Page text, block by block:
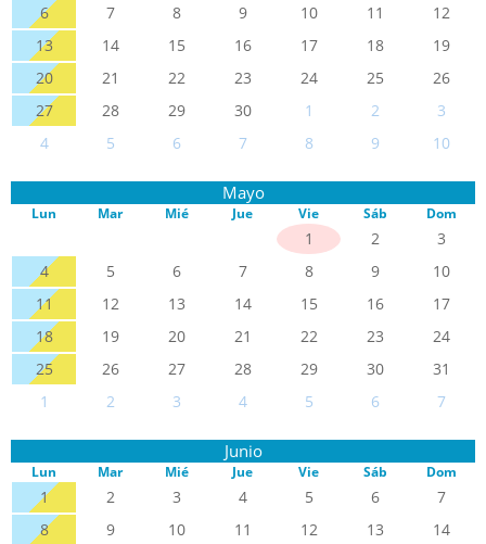
6
7 8 9 10 11
12
13
14 15 16 17 18
19
20
21 22 23 24 25
26
27
28 29 30 1 2
3
4
5 6 7 8 9 10
Mayo
Lun Mar Mié Jue Vie Sáb Dom
1 2
3
4
5 6 7 8 9
10
11
12 13 14 15 16
17
18
19 20 21 22 23
24
25
26 27 28 29 30
31
1
2 3 4 5 6 7
Junio
Lun Mar Mié Jue Vie Sáb Dom
1 2 3 4 5 6
7
8
9 10 11 12 13
14